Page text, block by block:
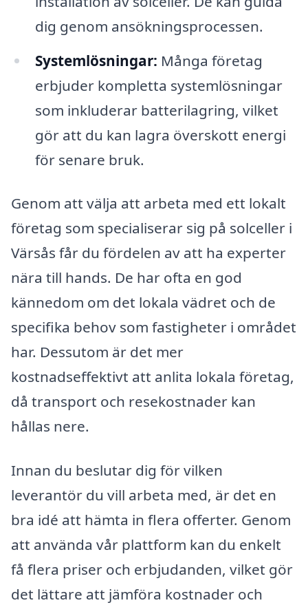
dig genom ansökningsprocessen.
Systemlösningar: Många företag
erbjuder kompletta systemlösningar
som inkluderar batterilagring, vilket
gör att du kan lagra överskott energi
för senare bruk.
Genom att välja att arbeta med ett lokalt
företag som specialiserar sig på solceller i
Värsås får du fördelen av att ha experter
nära till hands. De har ofta en god
kännedom om det lokala vädret och de
specifika behov som fastigheter i området
har. Dessutom är det mer
kostnadseffektivt att anlita lokala företag,
då transport och resekostnader kan
hållas nere.
Innan du beslutar dig för vilken
leverantör du vill arbeta med, är det en
bra idé att hämta in flera offerter. Genom
att använda vår plattform kan du enkelt
få flera priser och erbjudanden, vilket gör
det lättare att jämföra kostnader och